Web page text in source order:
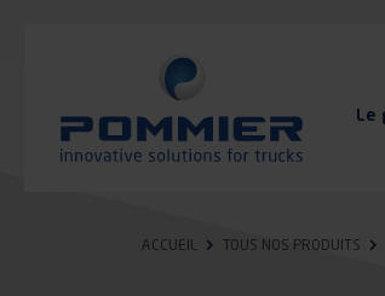
Le
ACCUEIL TOUS NOS PRODUITS